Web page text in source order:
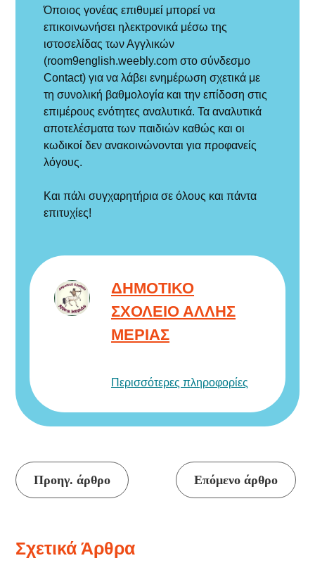
Όποιος γονέας επιθυμεί μπορεί να
επικοινωνήσει ηλεκτρονικά μέσω της
ιστοσελίδας των Αγγλικών
(room9english.weebly.com στο σύνδεσμο
Contact) για να λάβει ενημέρωση σχετικά με
τη συνολική βαθμολογία και την επίδοση στις
επιμέρους ενότητες αναλυτικά. Τα αναλυτικά
αποτελέσματα των παιδιών καθώς και οι
κωδικοί δεν ανακοινώνονται για προφανείς
λόγους.
Και πάλι συγχαρητήρια σε όλους και πάντα
επιτυχίες!
ΔΗΜΟΤΙΚΟ
ΣΧΟΛΕΙΟ ΑΛΛΗΣ
ΜΕΡΙΑΣ
Περισσότερες πληροφορίες
Συνέχεια
Προηγ. άρθρο Επόμενο άρθρο
Σχετικά Άρθρα